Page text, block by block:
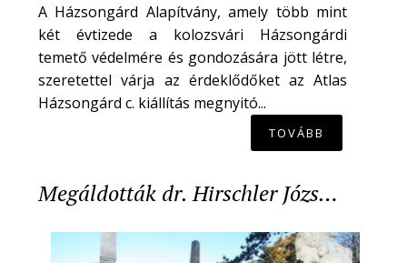
A Házsongárd Alapítvány, amely több mint
két évtizede a kolozsvári Házsongárdi
temető védelmére és gondozására jött létre,
szeretettel várja az érdeklődőket az Atlas
Házsongárd c. kiállítás megnyitó...
TOVÁBB
Megáldották dr. Hirschler Józs…